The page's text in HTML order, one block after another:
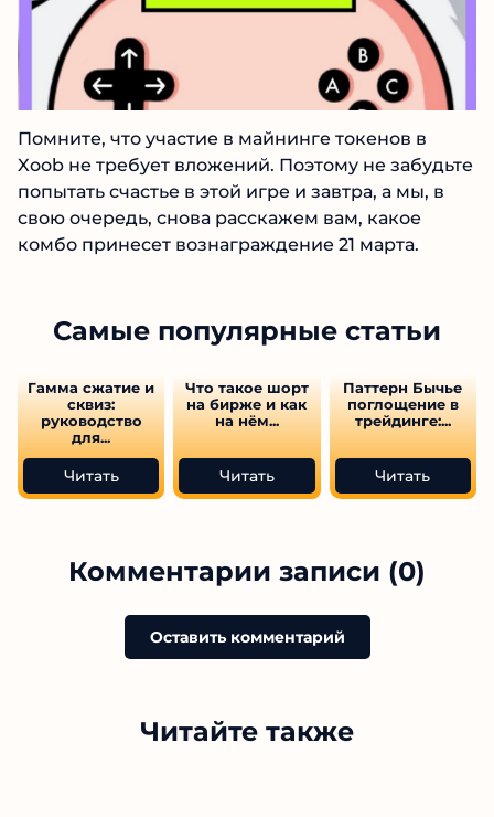
Помните, что участие в майнинге токенов в
Xoob не требует вложений. Поэтому не забудьте
попытать счастье в этой игре и завтра, а мы, в
свою очередь, снова расскажем вам, какое
комбо принесет вознаграждение 21 марта.
Самые популярные статьи
Гамма сжатие и
сквиз:
руководство
для...
Читать
Что такое шорт
на бирже и как
на нём...
Читать
Паттерн Бычье
поглощение в
трейдинге:...
Читать
Комментарии записи (0)
Оставить комментарий
Читайте также